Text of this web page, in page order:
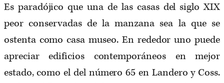
Es paradójico que una de las casas del siglo XIX
peor conservadas de la manzana sea la que se
ostenta como casa museo. En rededor uno puede
apreciar edificios contemporáneos en mejor
estado, como el del número 65 en Landero y Coss.